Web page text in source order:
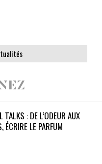
TALKS : DE L’ODEUR AUX
ÉCRIRE LE PARFUM